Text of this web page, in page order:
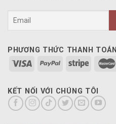
PHƯƠNG THỨC THANH TOÁN
KẾT NỐI VỚI CHÚNG TÔI